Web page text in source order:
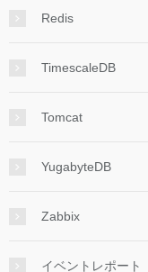
Redis
TimescaleDB
Tomcat
YugabyteDB
Zabbix
イベントレポート